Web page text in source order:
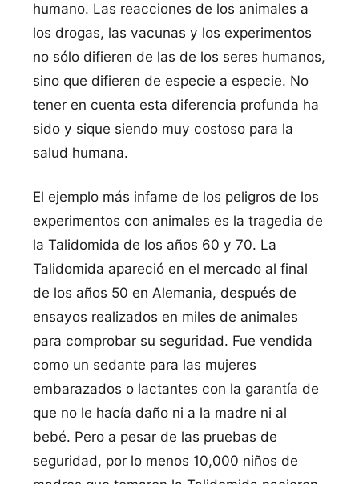
humano. Las reacciones de los animales a
los drogas, las vacunas y los experimentos
no sólo difieren de las de los seres humanos,
sino que difieren de especie a especie. No
tener en cuenta esta diferencia profunda ha
sido y sique siendo muy costoso para la
salud humana.
El ejemplo más infame de los peligros de los
experimentos con animales es la tragedia de
la Talidomida de los años 60 y 70. La
Talidomida apareció en el mercado al final
de los años 50 en Alemania, después de
ensayos realizados en miles de animales
para comprobar su seguridad. Fue vendida
como un sedante para las mujeres
embarazados o lactantes con la garantí­a de
que no le hací­a daño ni a la madre ni al
bebé. Pero a pesar de las pruebas de
seguridad, por lo menos 10,000 niños de